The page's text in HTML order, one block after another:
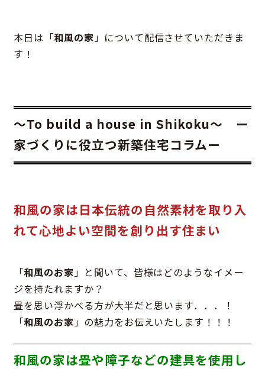
本日は「和風の家 」について配信させていただきま
す！
～To build a house in Shikoku～ ー
家づくりに役立つ新築住宅コラムー
和風の家は日本伝統の自然素材を取り入
れて心地よい空間を創り出す住まい
「和風のお家 」と聞いて、皆様はどのようなイメー
ジを持たれますか？
畳を思い浮かべる方が大半だと思います．．．！
「和風のお家 」の魅力をお伝えいたします！！！
和風の家は畳や障子などの建具を使用し